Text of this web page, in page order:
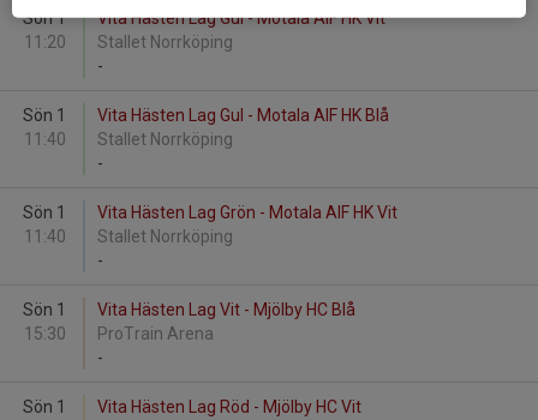
Sön 1
11:20
Vita Hästen Lag Gul - Motala AIF HK Vit
Stallet Norrköping
-
Sön 1
11:40
Vita Hästen Lag Gul - Motala AIF HK Blå
Stallet Norrköping
-
Sön 1
11:40
Vita Hästen Lag Grön - Motala AIF HK Vit
Stallet Norrköping
-
Sön 1
15:30
Vita Hästen Lag Vit - Mjölby HC Blå
ProTrain Arena
-
Sön 1
Vita Hästen Lag Röd - Mjölby HC Vit